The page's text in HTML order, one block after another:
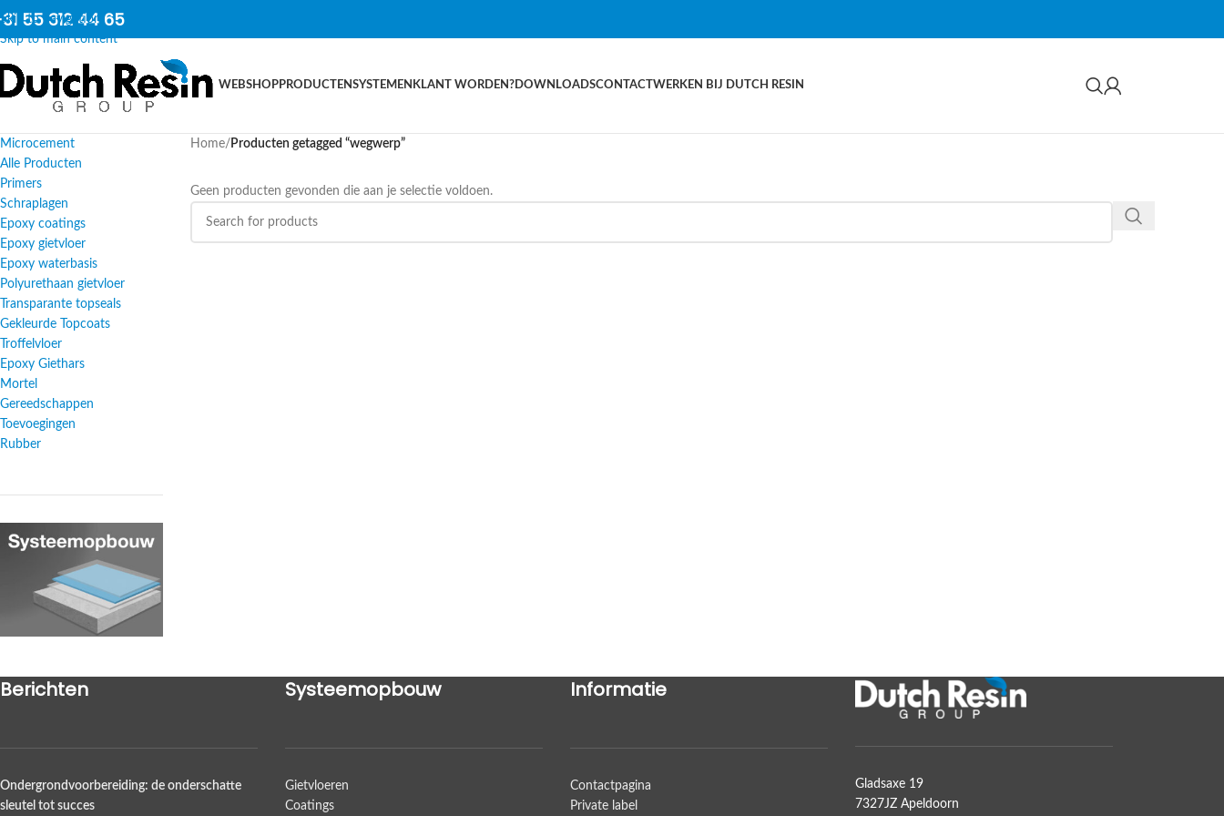
Skip to navigation
Skip to main content
55 312 44 65
WEBSHOPPRODUCTENSYSTEMEN KLANT WORDEN?DOWNLOADSCONTACTWERKEN BIJ DUTCH RESIN
Microcement
Alle Producten
Primers
Schraplagen
Epoxy coatings
Epoxy gietvloer
Epoxy waterbasis
Polyurethaan gietvloer
Transparante topseals
Gekleurde Topcoats
Troffelvloer
Epoxy Giethars
Mortel
Gereedschappen
Toevoegingen
Rubber
Home/ Producten getagged “wegwerp”
Geen producten gevonden die aan je selectie voldoen.
Berichten
Ondergrondvoorbereiding: de onderschatte
sleutel tot succes
Systeemopbouw
Gietvloeren
Coatings
Informatie
Contactpagina
Private label
Gladsaxe 19
7327JZ Apeldoorn